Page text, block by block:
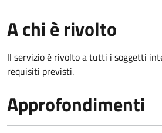
A chi è rivolto
Il servizio è rivolto a tutti i soggetti
requisiti previsti.
Approfondimenti